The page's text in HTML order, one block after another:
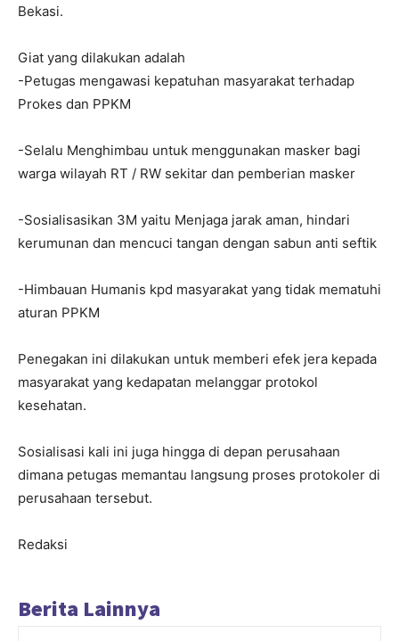
Bekasi.
Giat yang dilakukan adalah
-Petugas mengawasi kepatuhan masyarakat terhadap
Prokes dan PPKM
-Selalu Menghimbau untuk menggunakan masker bagi
warga wilayah RT / RW sekitar dan pemberian masker
-Sosialisasikan 3M yaitu Menjaga jarak aman, hindari
kerumunan dan mencuci tangan dengan sabun anti seftik
-Himbauan Humanis kpd masyarakat yang tidak mematuhi
aturan PPKM
Penegakan ini dilakukan untuk memberi efek jera kepada
masyarakat yang kedapatan melanggar protokol
kesehatan.
Sosialisasi kali ini juga hingga di depan perusahaan
dimana petugas memantau langsung proses protokoler di
perusahaan tersebut.
Redaksi
Berita Lainnya